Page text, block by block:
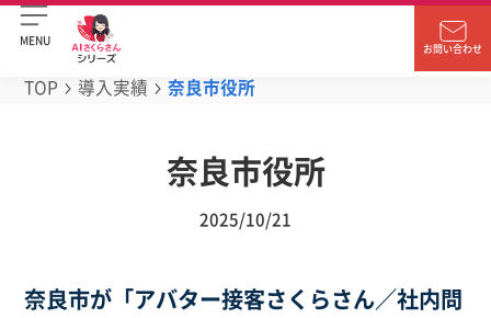
MENU
お問い合わせ
TOP 導入実績 奈良市役所
奈良市役所
2025/10/21
奈良市が「アバター接客さくらさん／社内問